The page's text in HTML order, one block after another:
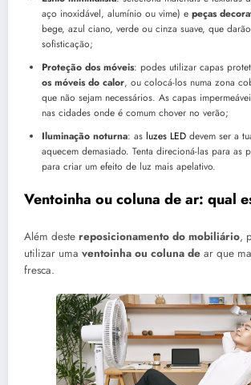
aço inoxidável, alumínio ou vime) e peças
bege, azul ciano, verde ou cinza suave, que
sofisticação;
Proteção dos móveis: podes utilizar capas
os móveis do calor, ou colocá-los numa zona
que não sejam necessários. As capas
nas cidades onde é comum chover no verão;
Iluminação noturna: as luzes LED devem ser a
aquecem demasiado. Tenta direcioná-las para as
para criar um efeito de luz mais apelativo.
Ventoinha ou coluna de ar: qual
Além deste reposicionamento do mobiliário,
utilizar uma ventoinha ou coluna de ar que
fresca.